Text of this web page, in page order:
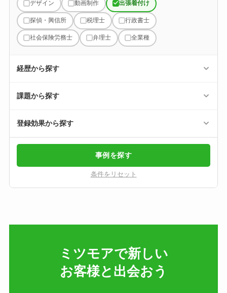
デザイン 動画制作 出張着付け
探偵・興信所 税理士 行政書士
社会保険労務士 弁理士 全業種
経歴から探す
課題から探す
登録効果から探す
事例を探す
条件をリセット
ミツモアで新しい​
お客様と出会おう